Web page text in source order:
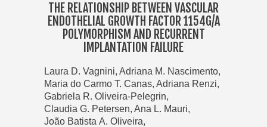
THE RELATIONSHIP BETWEEN VASCULAR
ENDOTHELIAL GROWTH FACTOR 1154G/A
POLYMORPHISM AND RECURRENT
IMPLANTATION FAILURE
Laura D. Vagnini, Adriana M. Nascimento,
Maria do Carmo T. Canas, Adriana Renzi,
Gabriela R. Oliveira-Pelegrin,
Claudia G. Petersen, Ana L. Mauri,
João Batista A. Oliveira,